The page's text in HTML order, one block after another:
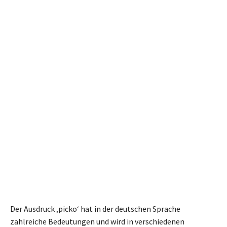
Der Ausdruck ‚picko‘ hat in der deutschen Sprache
zahlreiche Bedeutungen und wird in verschiedenen